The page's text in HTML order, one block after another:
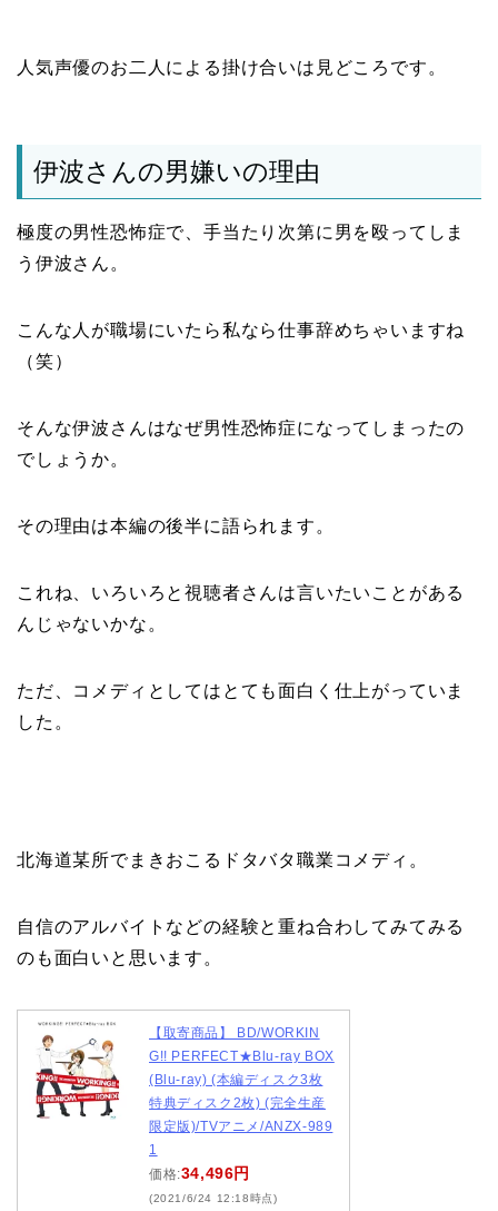
人気声優のお二人による掛け合いは見どころです。
伊波さんの男嫌いの理由
極度の男性恐怖症で、手当たり次第に男を殴ってしま
う伊波さん。
こんな人が職場にいたら私なら仕事辞めちゃいますね
（笑）
そんな伊波さんはなぜ男性恐怖症になってしまったの
でしょうか。
その理由は本編の後半に語られます。
これね、いろいろと視聴者さんは言いたいことがある
んじゃないかな。
ただ、コメディとしてはとても面白く仕上がっていま
した。
北海道某所でまきおこるドタバタ職業コメディ。
自信のアルバイトなどの経験と重ね合わしてみてみる
のも面白いと思います。
【取寄商品】 BD/WORKIN
G!! PERFECT★Blu-ray BOX
(Blu-ray) (本編ディスク3枚
特典ディスク2枚) (完全生産
限定版)/TVアニメ/ANZX-989
1
価格:34,496円
(2021/6/24 12:18時点)